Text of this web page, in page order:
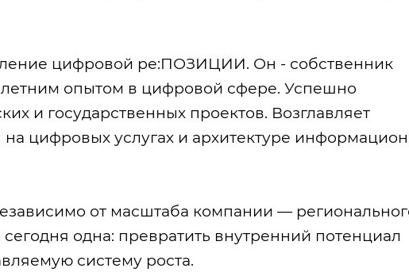
цифровой ре:ПОЗИЦИИ. Он - собственник
летним опытом в цифровой сфере. Успешно
и государственных проектов. Возглавляет
цифровых услугах и архитектуре
от масштаба компании —
одна: превратить внутренний потенциал
систему роста.